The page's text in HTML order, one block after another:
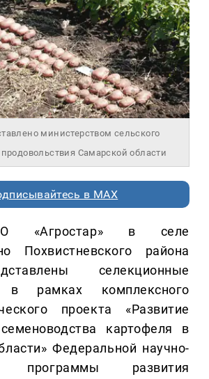
министерством сельского
Самарской области
в MAX
«Агростар» в селе
Похвистневского района
селекционные
в рамках комплексного
проекта «Развитие
картофеля в
Федеральной научно-
программы развития